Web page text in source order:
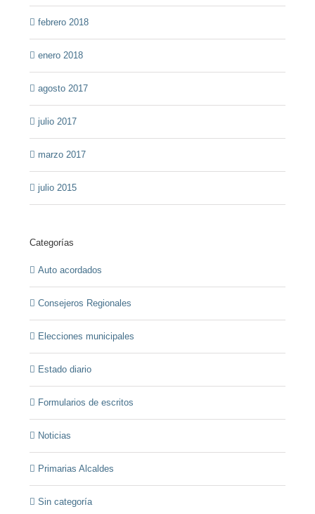
febrero 2018
enero 2018
agosto 2017
julio 2017
marzo 2017
julio 2015
Categorías
Auto acordados
Consejeros Regionales
Elecciones municipales
Estado diario
Formularios de escritos
Noticias
Primarias Alcaldes
Sin categoría